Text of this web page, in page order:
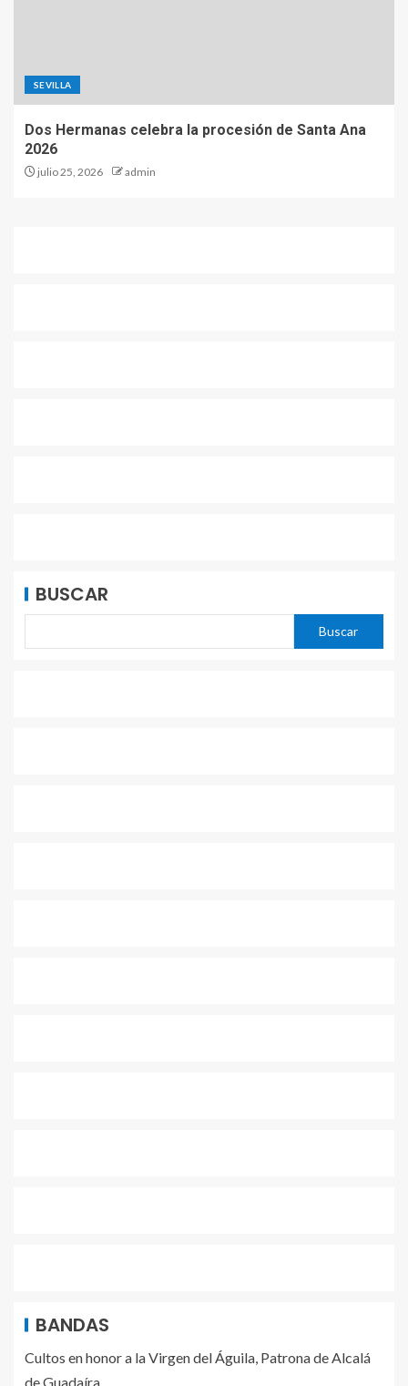
SEVILLA
Dos Hermanas celebra la procesión de Santa Ana
2026
julio 25, 2026 admin
BUSCAR
Buscar
BANDAS
Cultos en honor a la Virgen del Águila, Patrona de Alcalá
de Guadaíra